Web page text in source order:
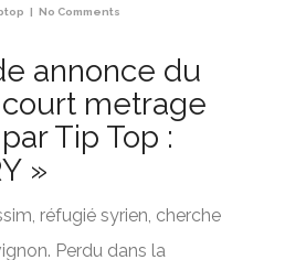
No Comments
annonce du
metrage
Tip Top :
»
réfugié syrien, cherche
Perdu dans la